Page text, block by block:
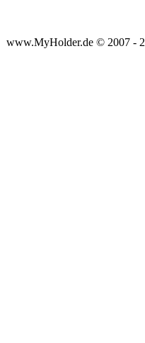
www.MyHolder.de © 2007 -